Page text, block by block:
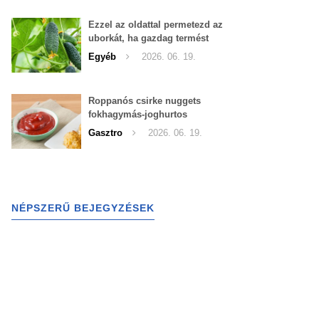
Ezzel az oldattal permetezd az
uborkát, ha gazdag termést
szeretnél begyűjteni
Egyéb 2026. 06. 19.
Roppanós csirke nuggets
fokhagymás-joghurtos
szósszal
Gasztro 2026. 06. 19.
NÉPSZERŰ BEJEGYZÉSEK